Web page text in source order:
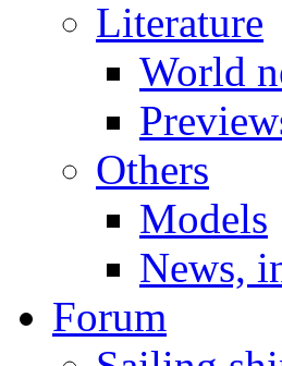
Literature
World
Others
Models
News,
Forum